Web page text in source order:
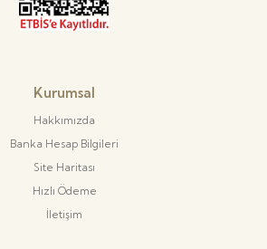
Kurumsal
Hakkımızda
Banka Hesap Bilgileri
Site Haritası
Hızlı Ödeme
İletişim